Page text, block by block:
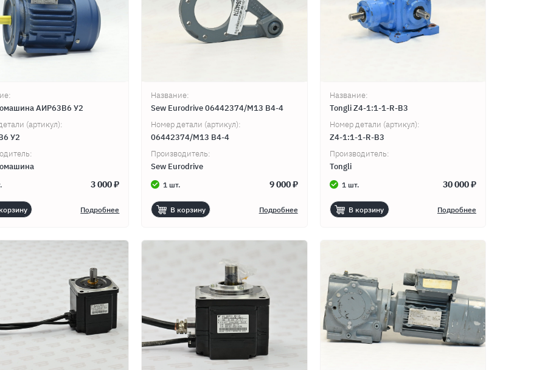
АИР63В6 У2
(артикул):
У2
3 000 ₽
Подробнее
Название:
Sew Eurodrive 06442374/M13 B4-4
Номер детали (артикул):
06442374/M13 B4-4
Производитель:
Sew Eurodrive
1 шт. 9 000 ₽
В корзину Подробнее
Название:
Tongli Z4-1:1-1-R-B3
Номер детали (артикул):
Z4-1:1-1-R-B3
Производитель:
Tongli
1 шт. 30 000 ₽
В корзину Подробнее